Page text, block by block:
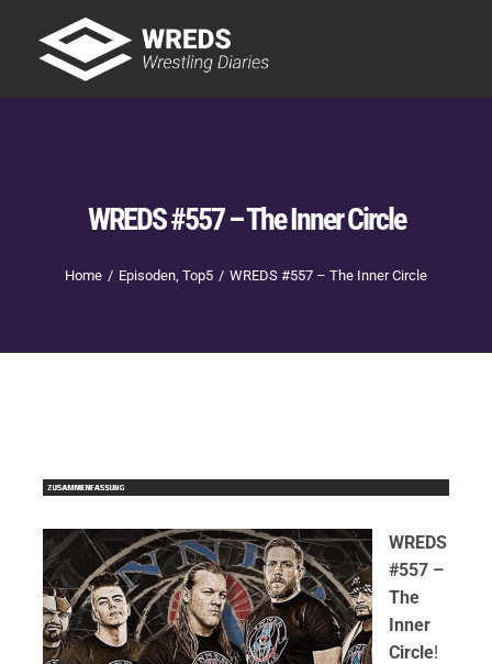
content
WREDS #557 – The Inner Circle
Home Episoden Top5 WREDS #557 – The Inner Circle
WREDS
#557 –
The
Inner
Circle!